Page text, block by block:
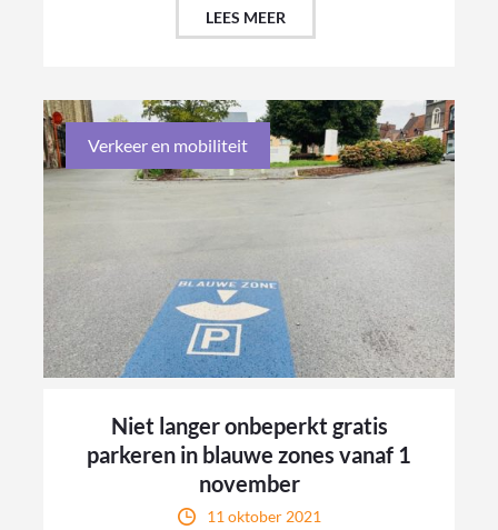
LEES MEER
Verkeer en mobiliteit
Niet langer onbeperkt gratis
parkeren in blauwe zones vanaf 1
november
11 oktober 2021